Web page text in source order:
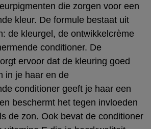
die zorgen voor een
kleur. De formule bestaat uit
de kleurgel, de ontwikkelcrème
conditioner. De
ervoor dat de kleuring goed
in je haar en de
conditioner geeft je haar een
beschermt het tegen invloeden
de zon. Ook bevat de conditioner